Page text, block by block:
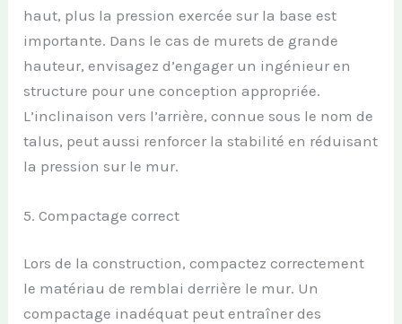
haut, plus la pression exercée sur la base est
importante. Dans le cas de murets de grande
hauteur, envisagez d’engager un ingénieur en
structure pour une conception appropriée.
L’inclinaison vers l’arrière, connue sous le nom de
talus, peut aussi renforcer la stabilité en réduisant
la pression sur le mur.
5. Compactage correct
Lors de la construction, compactez correctement
le matériau de remblai derrière le mur. Un
compactage inadéquat peut entraîner des